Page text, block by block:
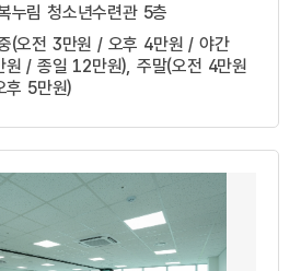
누림 청소년수련관 5층
(오전 3만원 / 오후 4만원 / 야간
원 / 종일 12만원), 주말(오전 4만원
후 5만원)